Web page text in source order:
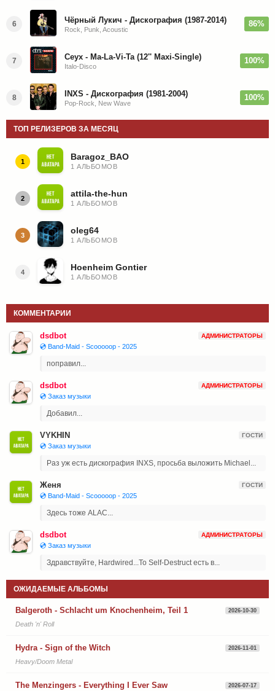
6 Чёрный Лукич - Дискография (1987-2014)
Rock, Punk, Acoustic
86%
7 Ceyx - Ma-La-Vi-Ta (12'' Maxi-Single)
Italo-Disco
100%
8 INXS - Дискография (1981-2004)
Pop-Rock, New Wave
100%
ТОП РЕЛИЗЕРОВ ЗА МЕСЯЦ
1 Baragoz_BAO
1 АЛЬБОМОВ
2 attila-the-hun
1 АЛЬБОМОВ
3 oleg64
1 АЛЬБОМОВ
4 Hoenheim Gontier
1 АЛЬБОМОВ
КОММЕНТАРИИ
dsdbot АДМИНИСТРАТОРЫ
💿 Band-Maid - Scooooop - 2025
поправил...
dsdbot АДМИНИСТРАТОРЫ
💿 Заказ музыки
Добавил...
VYKHIN ГОСТИ
💿 Заказ музыки
Раз уж есть дискография INXS, просьба выложить Michael...
Женя ГОСТИ
💿 Band-Maid - Scooooop - 2025
Здесь тоже ALAC...
dsdbot АДМИНИСТРАТОРЫ
💿 Заказ музыки
Здравствуйте, Hardwired...To Self-Destruct есть в...
ОЖИДАЕМЫЕ АЛЬБОМЫ
Balgeroth - Schlacht um Knochenheim, Teil 1 2026-10-30
Death 'n' Roll
Hydra - Sign of the Witch 2026-11-01
Heavy/Doom Metal
The Menzingers - Everything I Ever Saw 2026-07-17